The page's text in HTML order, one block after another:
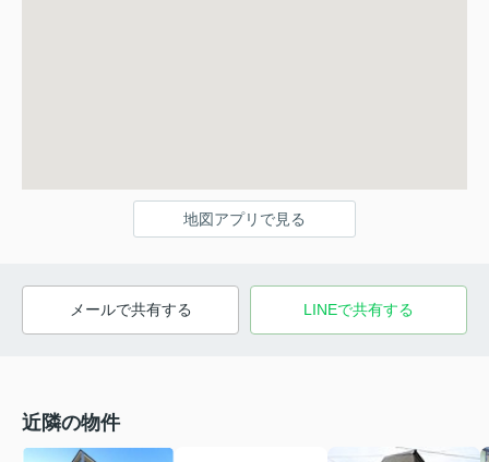
地図アプリで見る
メールで共有する LINEで共有する
近隣の物件